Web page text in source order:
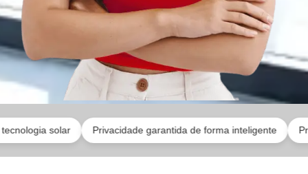
solar Privacidade garantida de forma inteligente